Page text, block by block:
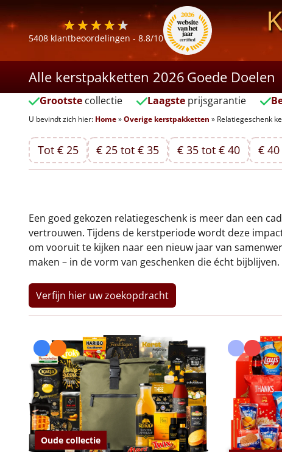
5408 klantbeoordelingen - 8.8/10
Alle kerstpakketten 2026 Goede Doelen
Grootste collectie Laagsteprijsgarantie
U bevindt zich hier: Home»Overige kerstpakketten » Relatiegeschenk
Tot € 25 € 25 tot € 35 € 35 tot € 40 €
Een goed gekozen relatiegeschenk is meer dan een
vertrouwen. Tijdens de kerstperiode wordt deze
om vooruit te kijken naar een nieuw jaar van
maken – in de vorm van geschenken die écht bijblijven.
Verfijn hier uw zoekopdracht
Oude collectie